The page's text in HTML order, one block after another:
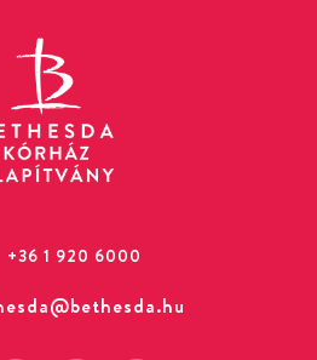
+36 1 920 6000